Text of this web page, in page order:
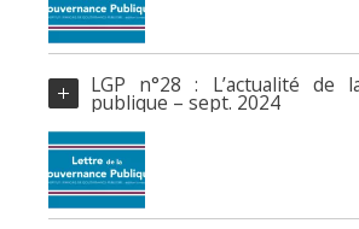
LGP n°28 : L’actualité de
publique – sept. 2024